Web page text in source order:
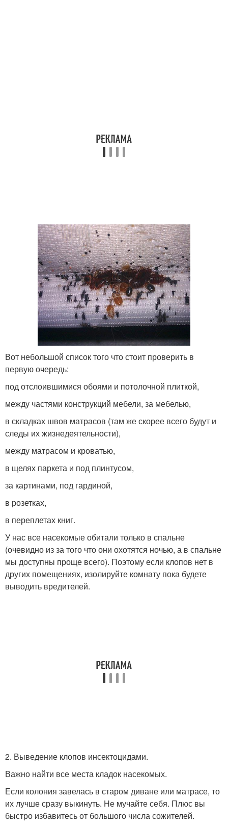
Вот небольшой список того что стоит проверить в
первую очередь:
под отслоившимися обоями и потолочной плиткой,
между частями конструкций мебели, за мебелью,
в складках швов матрасов (там же скорее всего будут и
следы их жизнедеятельности),
между матрасом и кроватью,
в щелях паркета и под плинтусом,
за картинами, под гардиной,
в розетках,
в переплетах книг.
У нас все насекомые обитали только в спальне
(очевидно из за того что они охотятся ночью, а в спальне
мы доступны проще всего). Поэтому если клопов нет в
других помещениях, изолируйте комнату пока будете
выводить вредителей.
2. Выведение клопов инсектоцидами.
Важно найти все места кладок насекомых.
Если колония завелась в старом диване или матрасе, то
их лучше сразу выкинуть. Не мучайте себя. Плюс вы
быстро избавитесь от большого числа сожителей.